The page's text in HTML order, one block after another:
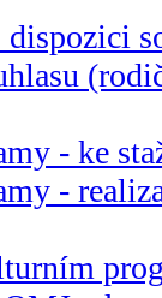
- ke
-